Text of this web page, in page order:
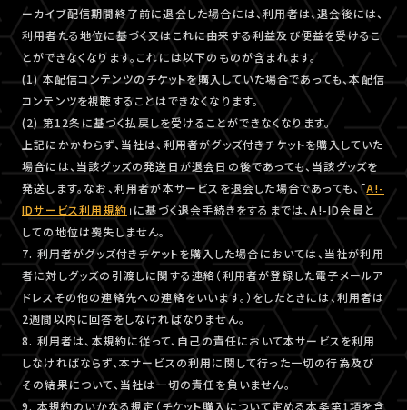
ーカイブ配信期間終了前に退会した場合には、利用者は、退会後には、
利用者たる地位に基づく又はこれに由来する利益及び便益を受けるこ
とができなくなります。これには以下のものが含まれます。
(1) 本配信コンテンツのチケットを購入していた場合であっても、本配信
コンテンツを視聴することはできなくなります。
(2) 第12条に基づく払戻しを受けることができなくなります。
上記にかかわらず、当社は、利用者がグッズ付きチケットを購入していた
場合には、当該グッズの発送日が退会日の後であっても、当該グッズを
発送します。なお、利用者が本サービスを退会した場合であっても、「A!-
IDサービス利用規約 」に基づく退会手続きをするまでは、A!-ID会員と
しての地位は喪失しません。
7. 利用者がグッズ付きチケットを購入した場合においては、当社が利用
者に対しグッズの引渡しに関する連絡（利用者が登録した電子メールア
ドレスその他の連絡先への連絡をいいます。）をしたときには、利用者は
2週間以内に回答をしなければなりません。
8. 利用者は、本規約に従って、自己の責任において本サービスを利用
しなければならず、本サービスの利用に関して行った一切の行為及び
その結果について、当社は一切の責任を負いません。
9. 本規約のいかなる規定（チケット購入について定める本条第1項を含